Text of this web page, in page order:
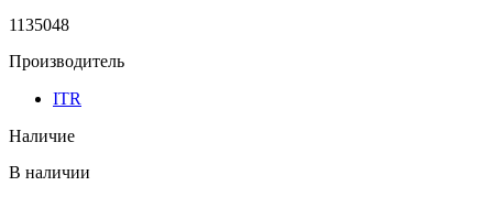
1135048
Производитель
ITR
Наличие
В наличии